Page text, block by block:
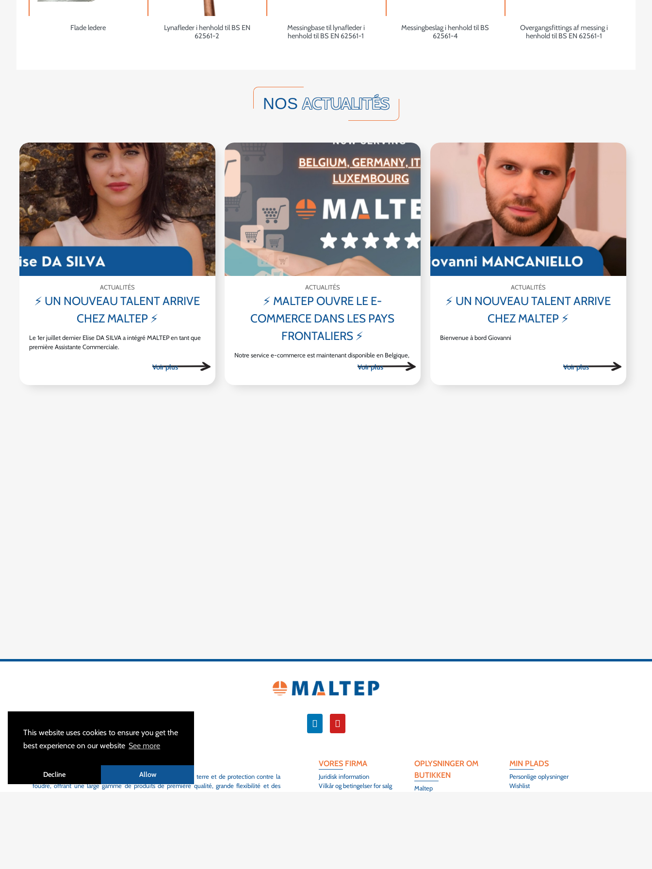
This website uses cookies to ensure you get the
best experience on our website See more
Decline Allow
Flade ledere
Lynafleder i henhold til BS EN
62561-2
Messingbase til lynafleder i
henhold til BS EN 62561-1
Messingbeslag i henhold til BS
62561-4
Overgangsfittings af messing i
henhold til BS EN 62561-1
NOSACTUALITÉS
ACTUALITÉS
⚡ UN NOUVEAU TALENT ARRIVE
CHEZ MALTEP ⚡
Le 1er juillet dernier Elise DA SILVA a intégré MALTEP en tant que
première Assistante Commerciale.
ACTUALITÉS
⚡ MALTEP OUVRE LE E-
COMMERCE DANS LES PAYS
FRONTALIERS ⚡
Notre service e-commerce est maintenant disponible en Belgique,
ACTUALITÉS
⚡ UN NOUVEAU TALENT ARRIVE
CHEZ MALTEP ⚡
Bienvenue à bord Giovanni
MALTEPest votre spécialiste des équipements de mise à la terre et de protection contre la
foudre, offrant une large gamme de produits de première qualité, grande flexibilité et des
VORES FIRMA
Juridisk information
Vilkår og betingelser for salg
OPLYSNINGER OM
BUTIKKEN
Maltep
MIN PLADS
Personlige oplysninger
Wishlist